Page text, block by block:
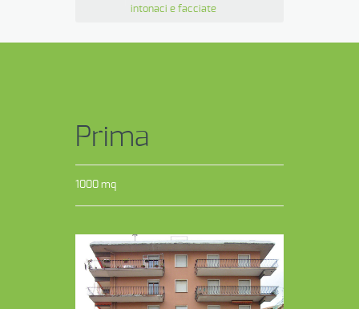
intonaci e facciate
Prima
1000 mq